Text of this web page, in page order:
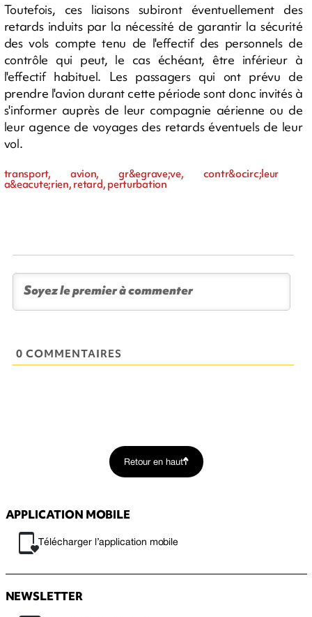
Toutefois, ces liaisons subiront éventuellement des
retards induits par la nécessité de garantir la sécurité
des vols compte tenu de l'effectif des personnels de
contrôle qui peut, le cas échéant, être inférieur à
l'effectif habituel. Les passagers qui ont prévu de
prendre l'avion durant cette période sont donc invités à
s'informer auprès de leur compagnie aérienne ou de
leur agence de voyages des retards éventuels de leur
vol.
transport, avion, gr&egrave;ve, contr&ocirc;leur
a&eacute;rien, retard, perturbation
0 COMMENTAIRES
Retour en haut
APPLICATION MOBILE
Télécharger l’application mobile
NEWSLETTER